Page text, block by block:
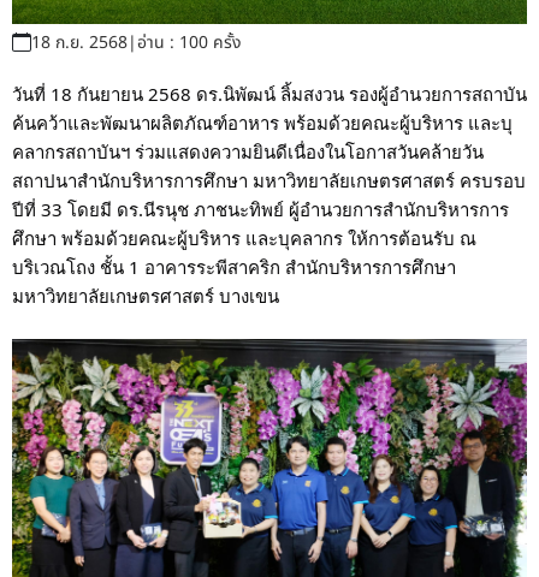
18 ก.ย. 2568|อ่าน : 100 ครั้ง
วันที่ 18 กันยายน 2568 ดร.นิพัฒน์ ลิ้มสงวน รองผู้อำนวยการสถาบัน
ค้นคว้าและพัฒนาผลิตภัณฑ์อาหาร พร้อมด้วยคณะผู้บริหาร และบุ
คลากรสถาบันฯ ร่วมแสดงความยินดีเนื่องในโอกาสวันคล้ายวัน
สถาปนาสำนักบริหารการศึกษา มหาวิทยาลัยเกษตรศาสตร์ ครบรอบ
ปีที่ 33 โดยมี ดร.นีรนุช ภาชนะทิพย์ ผู้อำนวยการสำนักบริหารการ
ศึกษา พร้อมด้วยคณะผู้บริหาร และบุคลากร ให้การต้อนรับ ณ
บริเวณโถง ชั้น 1 อาคารระพีสาคริก สำนักบริหารการศึกษา
มหาวิทยาลัยเกษตรศาสตร์ บางเขน